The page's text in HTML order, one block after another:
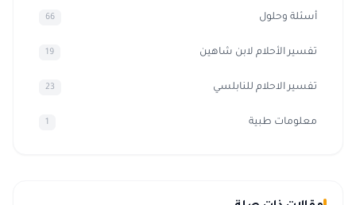
أسئلة وحلول 66
تفسير الأحلام لابن شاهين 19
تفسير الاحلام للنابلسي 23
معلومات طبية 1